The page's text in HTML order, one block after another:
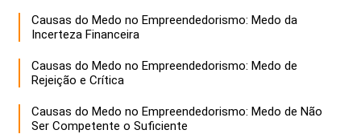
Causas do Medo no Empreendedorismo: Medo da
Incerteza Financeira
Causas do Medo no Empreendedorismo: Medo de
Rejeição e Crítica
Causas do Medo no Empreendedorismo: Medo de Não
Ser Competente o Suficiente